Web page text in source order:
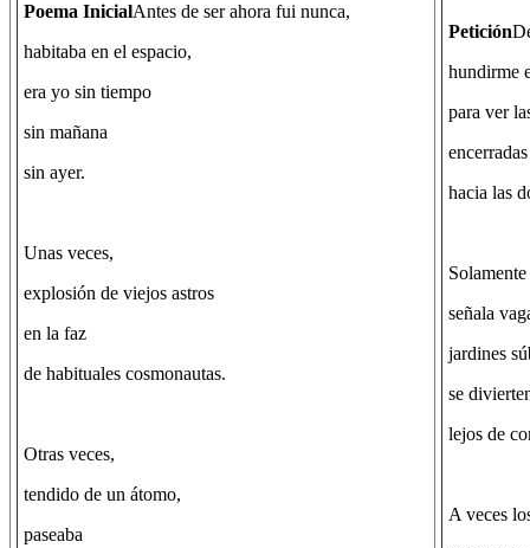
Poema InicialAntes de ser ahora fui nunca,
habitaba en el espacio,
era yo sin tiempo
sin mañana
sin ayer.
Unas veces,
explosión de viejos astros
en la faz
de habituales cosmonautas.
Otras veces,
tendido de un átomo,
paseaba
Petición
hundirme
para ver
hacia las
señala
jardines
se
lejos de
A veces